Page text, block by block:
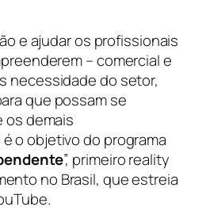
e ajudar os profissionais
– comercial e
necessidade do setor,
que possam se
os demais
o objetivo do programa
”, primeiro reality
no Brasil, que estreia